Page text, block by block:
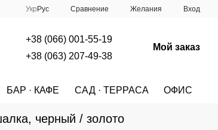
Укр Рус Сравнение Желания Вход
+38 (066) 001-55-19
+38 (063) 207-49-38
Мой заказ
БАР · КАФЕ САД · ТЕРРАСА ОФИС
черный / золото